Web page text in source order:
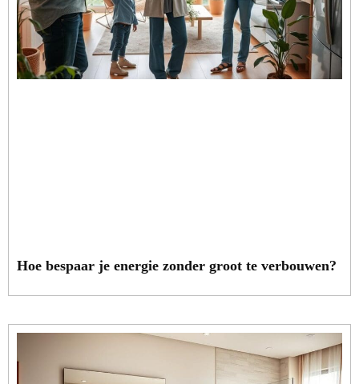
Hoe bespaar je energie zonder groot te verbouwen?